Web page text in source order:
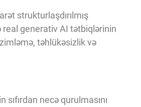
strukturlaşdırılmış
real generativ AI tətbiqlərinin
təhlükəsizlik və
necə qurulmasını